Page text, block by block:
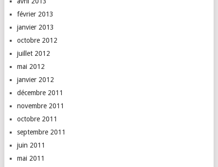
février 2013
janvier 2013
octobre 2012
juillet 2012
mai 2012
janvier 2012
décembre 2011
novembre 2011
octobre 2011
septembre 2011
juin 2011
mai 2011